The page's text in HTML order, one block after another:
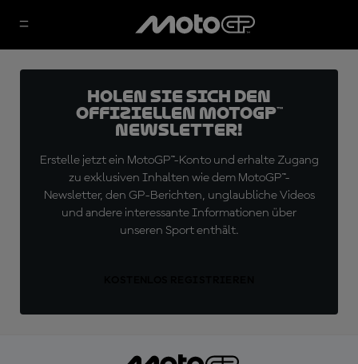
Holen Sie sich den
offiziellen MotoGP™
Newsletter!
Erstelle jetzt ein MotoGP™-Konto und erhalte Zugang
zu exklusiven Inhalten wie dem MotoGP™-
Newsletter, den GP-Berichten, unglaubliche Videos
und andere interessante Informationen über
unseren Sport enthält.